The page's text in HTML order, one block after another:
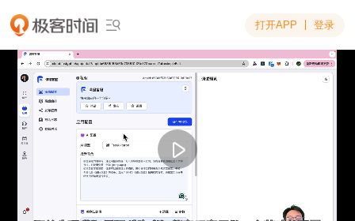
 打开APP 登录